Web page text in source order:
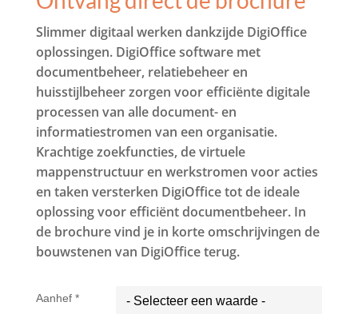
Slimmer digitaal werken dankzijde DigiOffice
oplossingen. DigiOffice software met
documentbeheer, relatiebeheer en
huisstijlbeheer zorgen voor efficiënte digitale
processen van alle document- en
informatiestromen van een organisatie.
Krachtige zoekfuncties, de virtuele
mappenstructuur en werkstromen voor acties
en taken versterken DigiOffice tot de ideale
oplossing voor efficiënt documentbeheer. In
de brochure vind je in korte omschrijvingen de
bouwstenen van DigiOffice terug.